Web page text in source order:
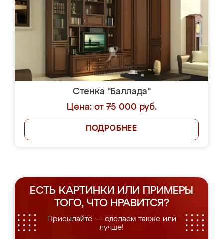
Стенка "Баллада"
Цена: от 75 000 руб.
ПОДРОБНЕЕ
ЕСТЬ КАРТИНКИ ИЛИ ПРИМЕРЫ
ТОГО, ЧТО НРАВИТСЯ?
Присылайте — сделаем также или
лучше!